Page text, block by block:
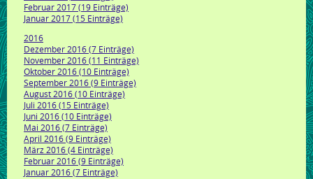
Februar 2017 (19 Einträge)
Januar 2017 (15 Einträge)
2016
Dezember 2016 (7 Einträge)
November 2016 (11 Einträge)
Oktober 2016 (10 Einträge)
September 2016 (9 Einträge)
August 2016 (10 Einträge)
Juli 2016 (15 Einträge)
Juni 2016 (10 Einträge)
Mai 2016 (7 Einträge)
April 2016 (9 Einträge)
März 2016 (4 Einträge)
Februar 2016 (9 Einträge)
Januar 2016 (7 Einträge)